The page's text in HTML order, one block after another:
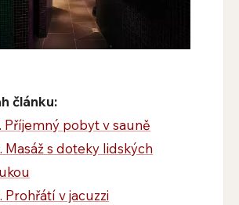
článku:
Příjemný pobyt v sauně
Masáž s doteky lidských
Prohřátí v jacuzzi